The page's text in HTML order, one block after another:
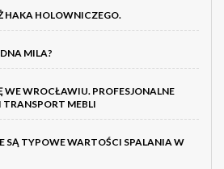
HAKA HOLOWNICZEGO.
MILA?
WE WROCŁAWIU. PROFESJONALNE
MEBLI
SĄ TYPOWE WARTOŚCI SPALANIA W